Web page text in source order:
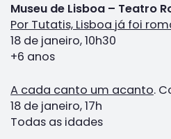
Museu de Lisboa – Teatro
Por Tutatis, Lisboa já foi
18 de janeiro, 10h30
+6 anos
A cada canto um acanto.
18 de janeiro, 17h
Todas as idades